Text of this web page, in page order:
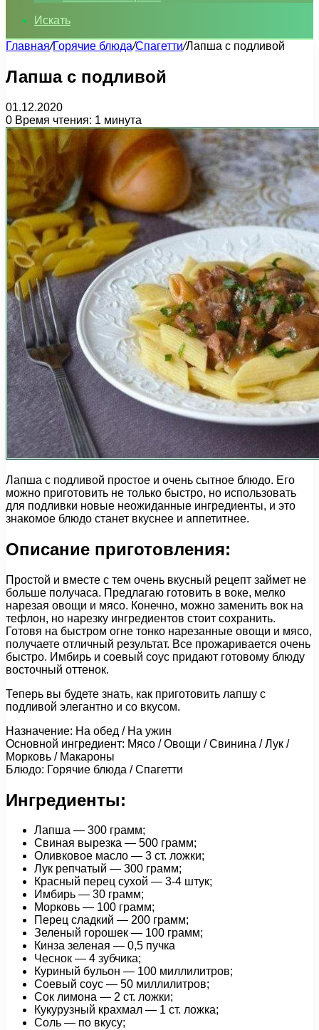
Искать
Главная/Горячие блюда/Спагетти/Лапша с подливой
Лапша с подливой
01.12.2020
0 Время чтения: 1 минута
Лапша с подливой простое и очень сытное блюдо. Его
можно приготовить не только быстро, но использовать
для подливки новые неожиданные ингредиенты, и это
знакомое блюдо станет вкуснее и аппетитнее.
Описание приготовления:
Простой и вместе с тем очень вкусный рецепт займет не
больше получаса. Предлагаю готовить в воке, мелко
нарезая овощи и мясо. Конечно, можно заменить вок на
тефлон, но нарезку ингредиентов стоит сохранить.
Готовя на быстром огне тонко нарезанные овощи и мясо,
получаете отличный результат. Все прожаривается очень
быстро. Имбирь и соевый соус придают готовому блюду
восточный оттенок.
Теперь вы будете знать, как приготовить лапшу с
подливой элегантно и со вкусом.
Назначение: На обед / На ужин
Основной ингредиент: Мясо / Овощи / Свинина / Лук /
Морковь / Макароны
Блюдо: Горячие блюда / Спагетти
Ингредиенты:
Лапша — 300 грамм;
Свиная вырезка — 500 грамм;
Оливковое масло — 3 ст. ложки;
Лук репчатый — 300 грамм;
Красный перец сухой — 3-4 штук;
Имбирь — 30 грамм;
Морковь — 100 грамм;
Перец сладкий — 200 грамм;
Зеленый горошек — 100 грамм;
Кинза зеленая — 0,5 пучка
Чеснок — 4 зубчика;
Куриный бульон — 100 миллилитров;
Соевый соус — 50 миллилитров;
Сок лимона — 2 ст. ложки;
Кукурузный крахмал — 1 ст. ложка;
Соль — по вкусу;